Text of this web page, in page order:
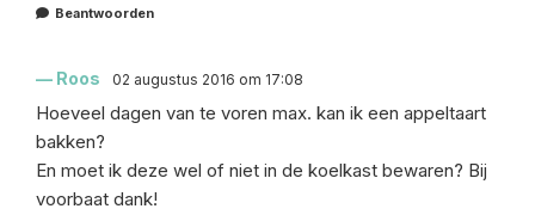
Beantwoorden
Roos 02 augustus 2016 om 17:08
Hoeveel dagen van te voren max. kan ik een appeltaart
bakken?
En moet ik deze wel of niet in de koelkast bewaren? Bij
voorbaat dank!